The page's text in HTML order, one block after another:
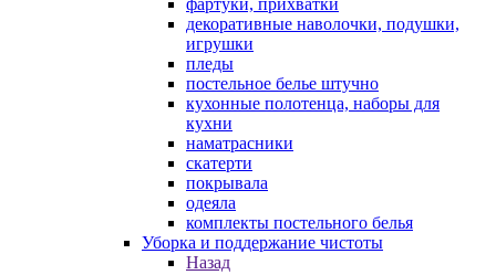
декоративные наволочки, подушки,
игрушки
пледы
постельное белье штучно
кухонные полотенца, наборы для
кухни
наматрасники
скатерти
покрывала
одеяла
комплекты постельного белья
Уборка и поддержание чистоты
Назад